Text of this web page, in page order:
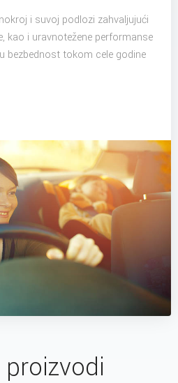
i suvoj podlozi zahvaljujući
kao i uravnotežene performanse
bezbednost tokom cele godine
proizvodi